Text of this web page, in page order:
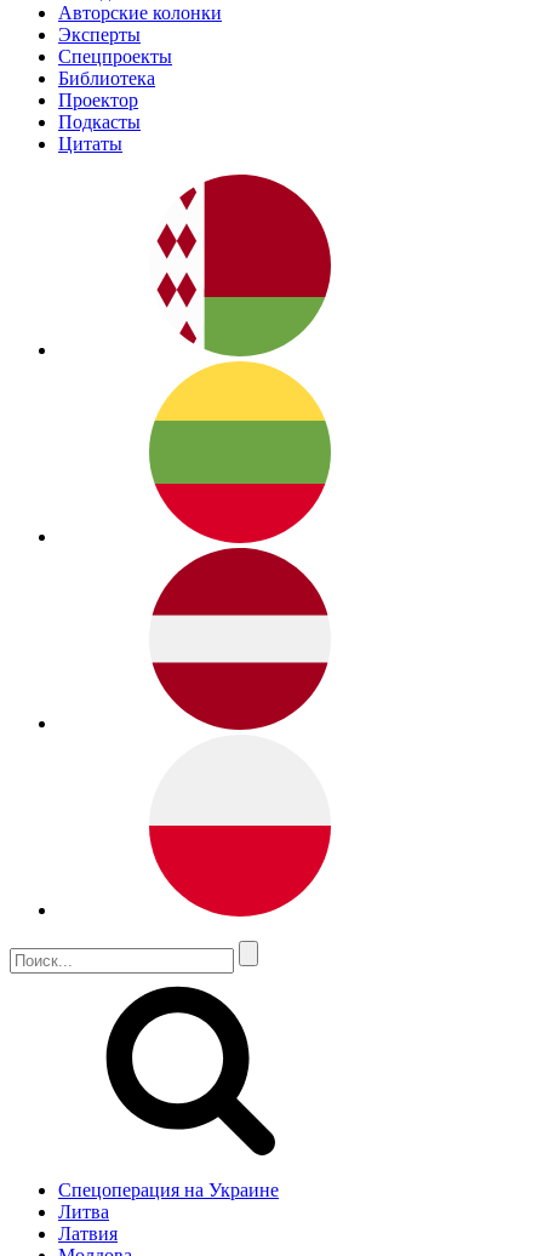
Авторские колонки
Эксперты
Спецпроекты
Библиотека
Проектор
Подкасты
Цитаты
Спецоперация на Украине
Литва
Латвия